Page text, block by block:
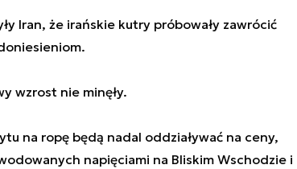
Iran, że irańskie kutry próbowały zawrócić
wzrost nie minęły.
na ropę będą nadal oddziaływać na ceny,
napięciami na Bliskim Wschodzie i